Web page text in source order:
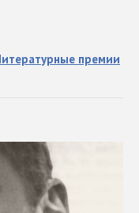
премии